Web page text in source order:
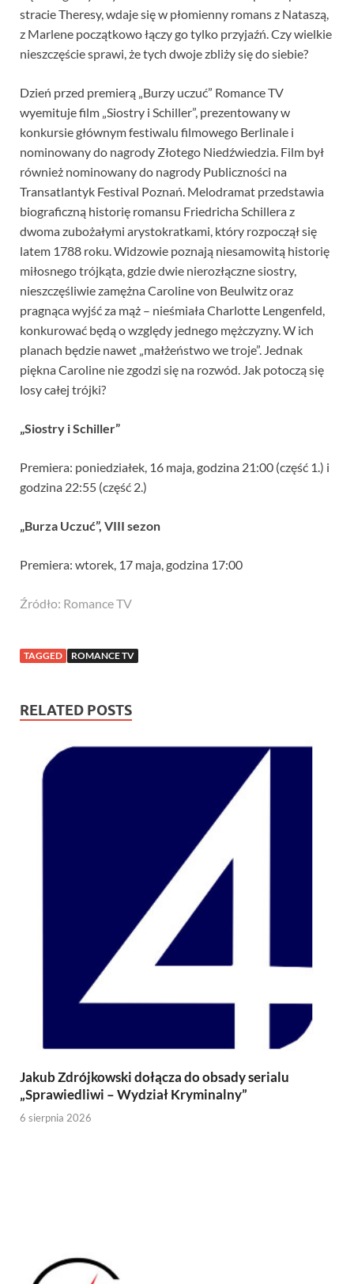
stracie Theresy, wdaje się w płomienny romans z Nataszą,
z Marlene początkowo łączy go tylko przyjaźń. Czy wielkie
nieszczęście sprawi, że tych dwoje zbliży się do siebie?
Dzień przed premierą „Burzy uczuć” Romance TV
wyemituje film „Siostry i Schiller”, prezentowany w
konkursie głównym festiwalu filmowego Berlinale i
nominowany do nagrody Złotego Niedźwiedzia. Film był
również nominowany do nagrody Publiczności na
Transatlantyk Festival Poznań. Melodramat przedstawia
biograficzną historię romansu Friedricha Schillera z
dwoma zubożałymi arystokratkami, który rozpoczął się
latem 1788 roku. Widzowie poznają niesamowitą historię
miłosnego trójkąta, gdzie dwie nierozłączne siostry,
nieszczęśliwie zamężna Caroline von Beulwitz oraz
pragnąca wyjść za mąż – nieśmiała Charlotte Lengenfeld,
konkurować będą o względy jednego mężczyzny. W ich
planach będzie nawet „małżeństwo we troje”. Jednak
piękna Caroline nie zgodzi się na rozwód. Jak potoczą się
losy całej trójki?
„Siostry i Schiller”
Premiera: poniedziałek, 16 maja, godzina 21:00 (część 1.) i
godzina 22:55 (część 2.)
„Burza Uczuć”, VIII sezon
Premiera: wtorek, 17 maja, godzina 17:00
Źródło: Romance TV
TAGGED ROMANCE TV
RELATED POSTS
Jakub Zdrójkowski dołącza do obsady serialu
„Sprawiedliwi – Wydział Kryminalny”
6 sierpnia 2026